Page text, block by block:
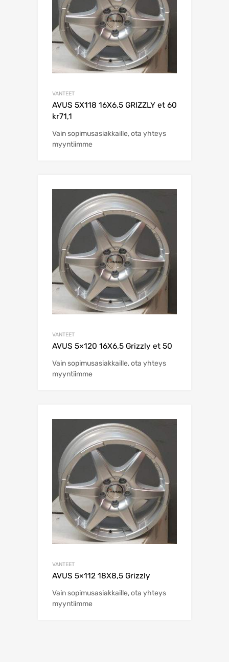
VANTEET
AVUS 5X118 16X6,5 GRIZZLY et 60
kr71,1
Vain sopimusasiakkaille, ota yhteys
myyntiimme
VANTEET
AVUS 5×120 16X6,5 Grizzly et 50
Vain sopimusasiakkaille, ota yhteys
myyntiimme
VANTEET
AVUS 5×112 18X8,5 Grizzly
Vain sopimusasiakkaille, ota yhteys
myyntiimme